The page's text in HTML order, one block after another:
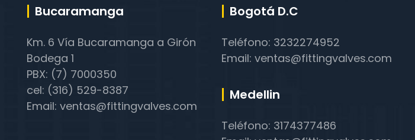
Bucaramanga
Km. 6 Vía Bucaramanga a Girón
Bodega 1
PBX: (7) 7000350
cel: (316) 529-8387
Email: ventas@fittingvalves.com
Bogotá D.C
Teléfono: 3232274952
Email: ventas@fittingvalves.com
Medellin
Teléfono: 3174377486